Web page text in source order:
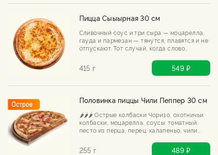
Пицца Сыыырная 30 см
Сливочный соус и три сыра — моцарелла,
гауда и пармезан — тянутся, плавятся и не
отпускают. Тот случай, когда слово
415 г 549 ₽
Половинка пиццы Чили Пеппер 30 см
🌶️🌶️🌶️ Острые колбаски Чоризо, охотничьи
колбаски, моцарелла, соусы: томатный
песто из перца, перец: халапеньо, чили
255 г 489 ₽